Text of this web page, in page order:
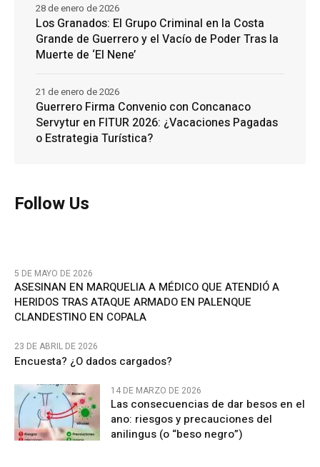
Los Granados: El Grupo Criminal en la Costa
Grande de Guerrero y el Vacío de Poder Tras la
Muerte de ‘El Nene’
28 de enero de 2026
Guerrero Firma Convenio con Concanaco
Servytur en FITUR 2026: ¿Vacaciones Pagadas
o Estrategia Turística?
21 de enero de 2026
Follow Us
5 DE MAYO DE 2026
ASESINAN EN MARQUELIA A MÉDICO QUE ATENDIÓ A
HERIDOS TRAS ATAQUE ARMADO EN PALENQUE
CLANDESTINO EN COPALA
23 DE ABRIL DE 2026
Encuesta? ¿O dados cargados?
14 DE MARZO DE 2026
Las consecuencias de dar besos en el
ano: riesgos y precauciones del
anilingus (o “beso negro”)